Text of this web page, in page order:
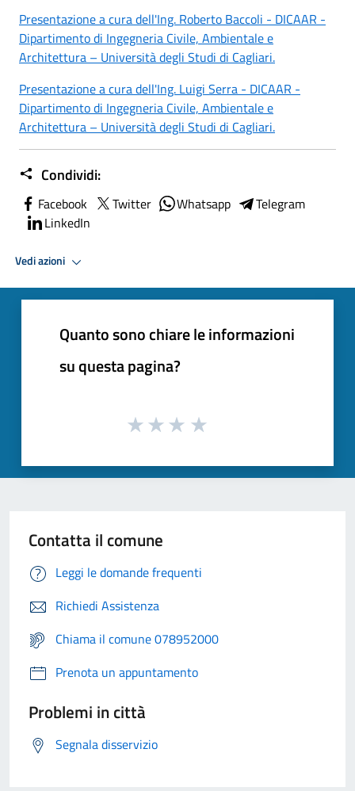
Presentazione a cura dell'Ing. Roberto Baccoli - DICAAR -
Dipartimento di Ingegneria Civile, Ambientale e
Architettura – Università degli Studi di Cagliari.
Presentazione a cura dell'Ing. Luigi Serra - DICAAR -
Dipartimento di Ingegneria Civile, Ambientale e
Architettura – Università degli Studi di Cagliari.
Condividi:
Facebook Twitter Whatsapp
Telegram
LinkedIn
Vedi azioni
Quanto sono chiare le informazioni
su questa pagina?
Contatta il comune
Leggi le domande frequenti
Richiedi Assistenza
Chiama il comune 078952000
Prenota un appuntamento
Problemi in città
Segnala disservizio